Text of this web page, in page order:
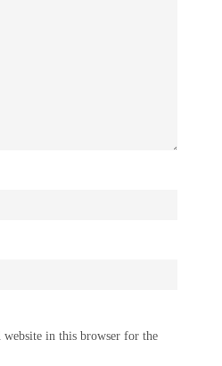
website in this browser for the